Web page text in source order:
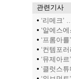
관련기사
• ‘리메크’
• ‘알에스
• ‘프롬아
• ‘컨템포
• ‘뮤제아
• ‘클럿스